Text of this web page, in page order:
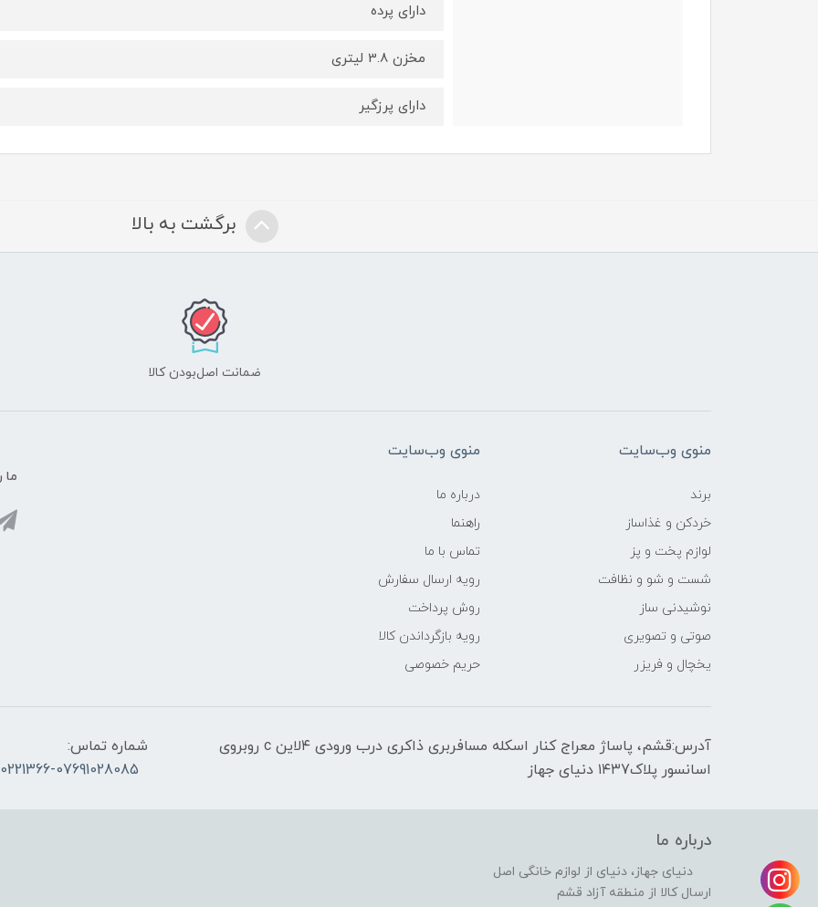
دارای پرده
مخزن 3.8 لیتری
دارای پرزگیر
برگشت به بالا
ضمانت اصل‌بودن کالا
منوی وب‌سایت
برند
خردکن و غذاساز
لوازم پخت و پز
شست و شو و نظافت
نوشیدنی ساز
صوتی و تصویری
یخچال و فریزر
منوی وب‌سایت
درباره ما
راهنما
تماس با ما
رویه ارسال سفارش
روش پرداخت
رویه‌ بازگرداندن کالا
حریم خصوصی
ما
آدرس:قشم، پاساژ معراج کنار اسکله مسافربری ذاکری درب ورودی ۴لاین c روبروی
اسانسور پلاک۱۴۳7 دنیای جهاز
شماره تماس:
07691028085
درباره ما
دنیای جهاز، دنیای از لوازم خانگی اصل
ارسال کالا از منطقه آزاد قشم